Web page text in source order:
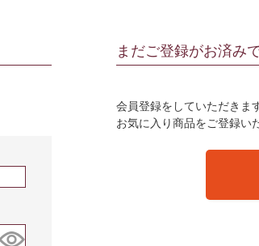
まだご登録がお済み
会員登録をしていただきま
お気に入り商品をご登録い